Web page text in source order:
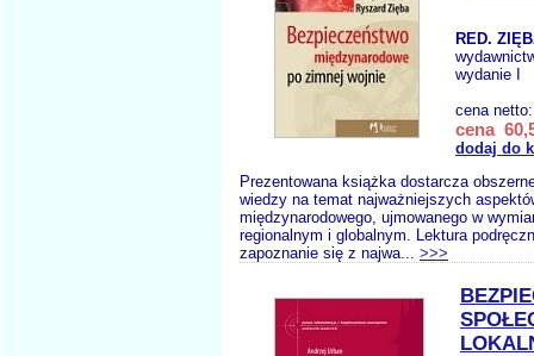
RED.
wydanie I
cena
cena
dodaj do
Prezentowana książka dostarcza
wiedzy na temat najważniejszych
międzynarodowego, ujmowanego w
regionalnym i globalnym. Lektura
zapoznanie się z najwa... >>>